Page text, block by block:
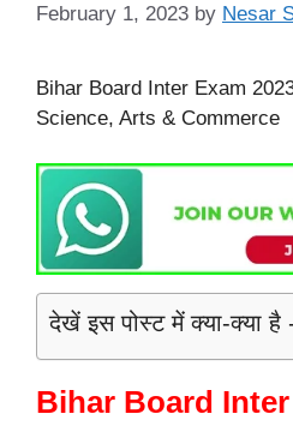
February 1, 2023 by Nesar
Bihar Board Inter Exam
Science, Arts & Commerce
देखें इस पोस्ट में क्या-क्या है
Bihar Board Inter